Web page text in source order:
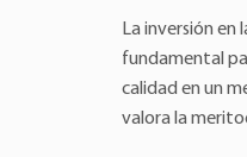
La inversión en
fundamental
calidad en un
valora la